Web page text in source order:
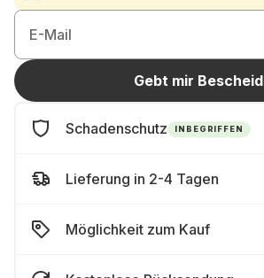
E-Mail
Gebt mir Bescheid
Schadenschutz INBEGRIFFEN
Lieferung in 2-4 Tagen
Möglichkeit zum Kauf